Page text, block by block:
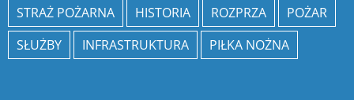
STRAŻ POŻARNA
HISTORIA ROZPRZA
POŻAR
SŁUŻBY
INFRASTRUKTURA PIŁKA NOŻNA